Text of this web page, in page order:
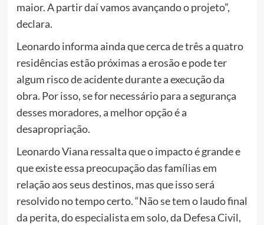
maior. A partir daí vamos avançando o projeto”,
declara.
Leonardo informa ainda que cerca de três a quatro
residências estão próximas a erosão e pode ter
algum risco de acidente durante a execução da
obra. Por isso, se for necessário para a segurança
desses moradores, a melhor opção é a
desapropriação.
Leonardo Viana ressalta que o impacto é grande e
que existe essa preocupação das famílias em
relação aos seus destinos, mas que isso será
resolvido no tempo certo. “Não se tem o laudo final
da perita, do especialista em solo, da Defesa Civil,